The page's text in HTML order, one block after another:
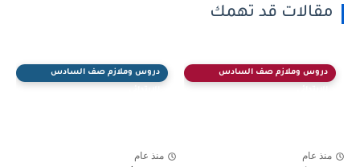
مقالات قد تهمك
دروس وملازم صف السادس
منذ عام
دروس وملازم صف السادس
منذ عام